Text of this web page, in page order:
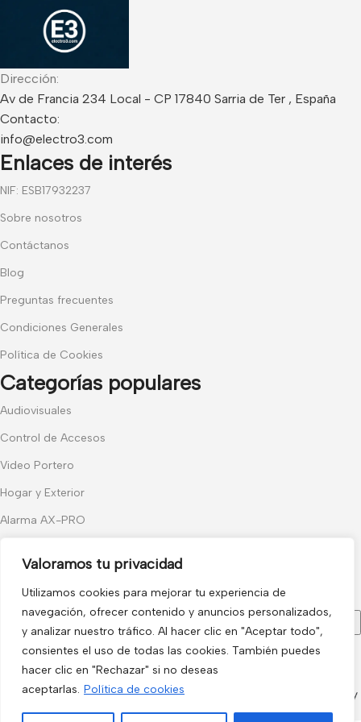
Valoramos tu privacidad
Utilizamos cookies para mejorar tu experiencia de
navegación, ofrecer contenido y anuncios personalizados,
y analizar nuestro tráfico. Al hacer clic en "Aceptar todo",
consientes el uso de todas las cookies. También puedes
hacer clic en "Rechazar" si no deseas
aceptarlas. Política de cookies
Dirección:
Av de Francia 234 Local - CP 17840 Sarria de Ter , España
Contacto:
info@electro3.com
Enlaces de interés
NIF: ESB17932237
Sobre nosotros
Contáctanos
Blog
Preguntas frecuentes
Condiciones Generales
Política de Cookies
Categorías populares
Audiovisuales
Control de Accesos
Video Portero
Hogar y Exterior
Alarma AX-PRO
Únete a nuestras novedades
Recibe las últimas novedades y promociones.
Usado de acuerdo con nuestraPolítica de privacidad
electro3 ©
2026.